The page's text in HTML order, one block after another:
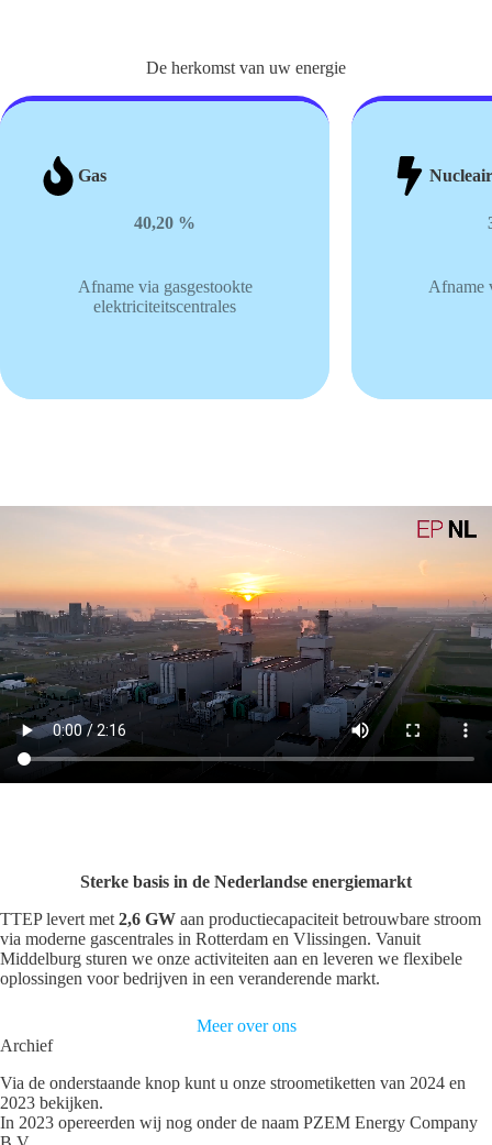
De herkomst van uw energie
Gas
40,20 %
Afname via gasgestookte
elektriciteitscentrales
Nucleair
Afname
Sterke basis in de Nederlandse energiemarkt
TTEP levert met 2,6 GW aan productiecapaciteit betrouwbare stroom
via moderne gascentrales in Rotterdam en Vlissingen. Vanuit
Middelburg sturen we onze activiteiten aan en leveren we flexibele
oplossingen voor bedrijven in een veranderende markt.
Meer over ons
Archief
Via de onderstaande knop kunt u onze stroometiketten van 2024 en
2023 bekijken.
In 2023 opereerden wij nog onder de naam PZEM Energy Company